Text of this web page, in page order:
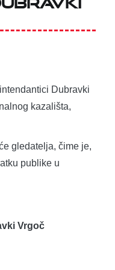
Dubravki
kazališta,
gledatelja, čime je,
publike u
Vrgoč